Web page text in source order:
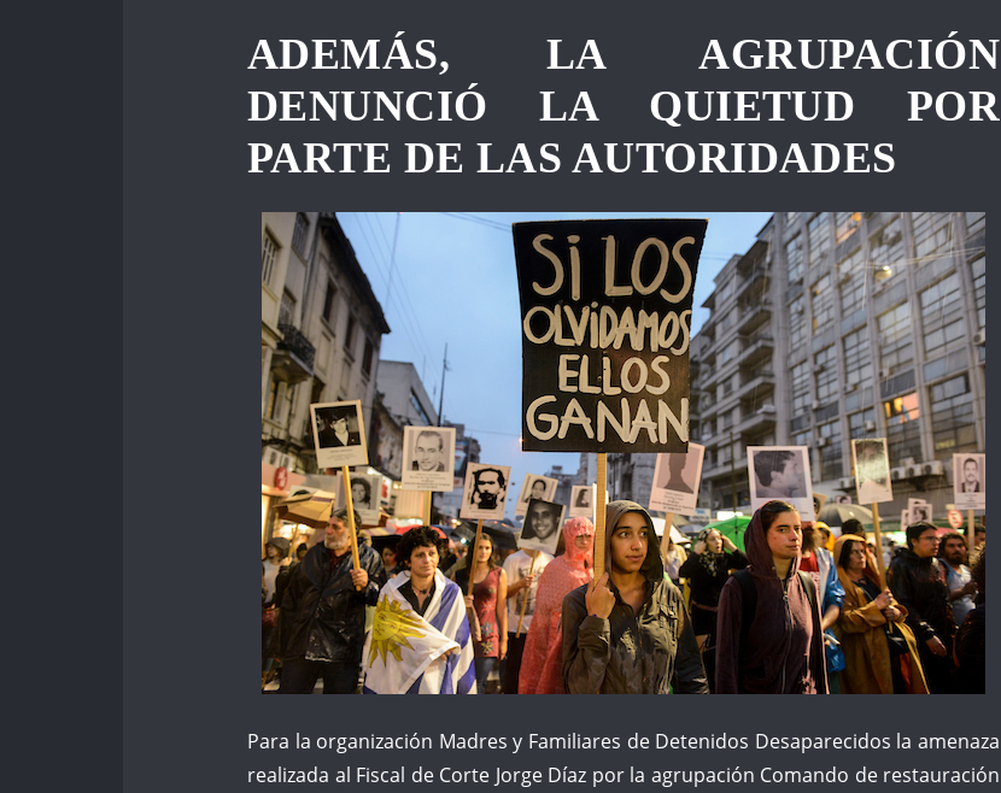
ADEMÁS, LA AGRUPACIÓN
DENUNCIÓ LA QUIETUD POR
PARTE DE LAS AUTORIDADES
Para la organización Madres y Familiares de Detenidos Desaparecidos la amenaza
realizada al Fiscal de Corte Jorge Díaz por la agrupación Comando de restauración